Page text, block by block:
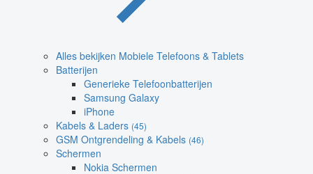
Alles bekijken Mobiele Telefoons & Tablets
Batterijen
Generieke Telefoonbatterijen
Samsung Galaxy
iPhone
Kabels & Laders (45)
GSM Ontgrendeling & Kabels (46)
Schermen
Nokia Schermen